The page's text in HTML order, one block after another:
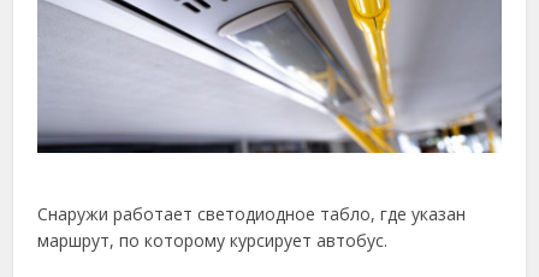
Снаружи работает светодиодное табло, где указан
маршрут, по которому курсирует автобус.